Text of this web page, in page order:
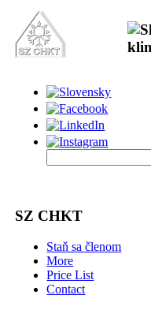
SZ CHKT
Staň sa členom
More
Price List
Contact